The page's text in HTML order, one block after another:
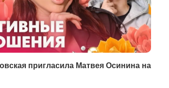
пригласила Матвея Осинина на